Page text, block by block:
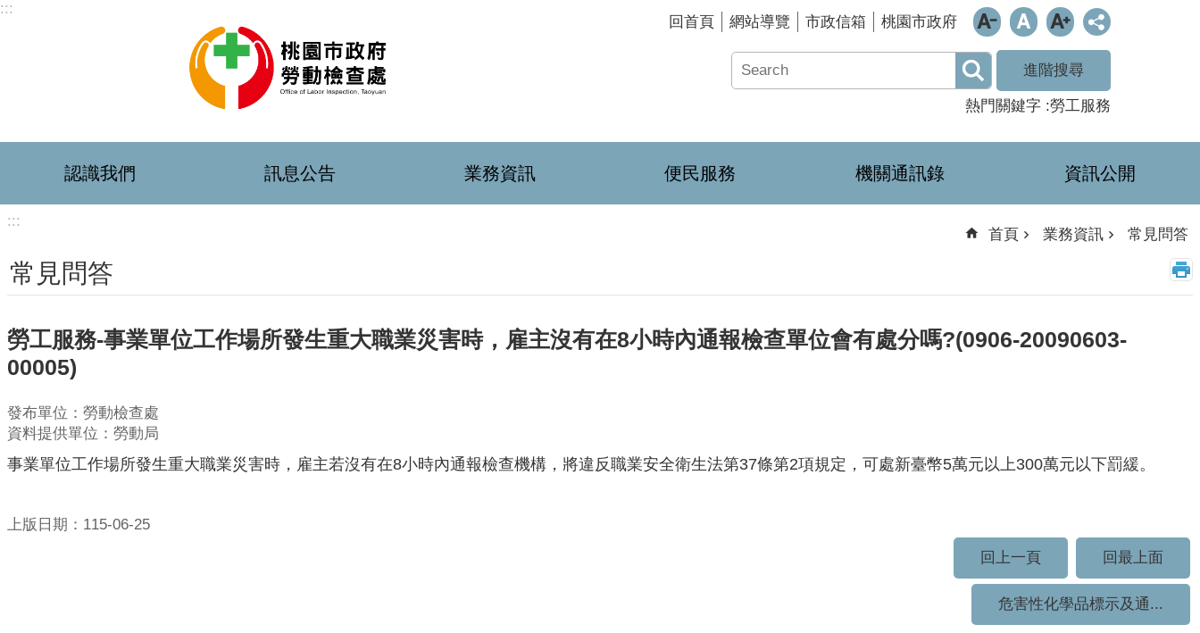
跳到主要內容區塊
:::
回首頁 網站導覽 市政信箱 桃園市政府
進階搜尋
熱門關鍵字 勞工服務
認識我們 訊息公告 業務資訊 便民服務 機關通訊錄 資訊公開
:::
首頁 業務資訊 常見問答
常見問答
勞工服務-事業單位工作場所發生重大職業災害時，雇主沒有在8小時內通報檢查單位會有處分嗎?(0906-20090603-
00005)
發布單位：勞動檢查處
資料提供單位：勞動局
事業單位工作場所發生重大職業災害時，雇主若沒有在8小時內通報檢查機構，將違反職業安全衛生法第37條第2項規定，可處新臺幣5萬元以上300萬元以下罰緩。
上版日期：115-06-25
回上一頁
回最上面
危害性化學品標示及通...